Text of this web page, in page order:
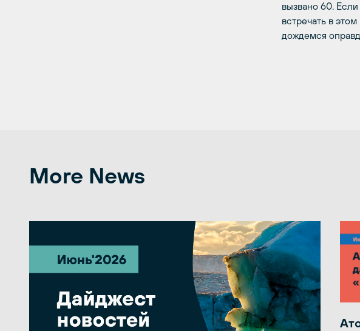
вызвано 60.
встречать в
дождемся
More News